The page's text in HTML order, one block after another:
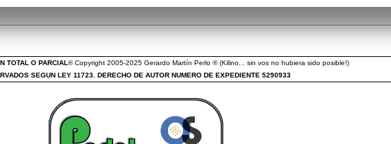
TOTAL O PARCIAL® Copyright 2005-2025 Gerardo Martín Perlo ® (Kilino... sin vos no hubiera sido posible!)
SEGUN LEY 11723. DERECHO DE AUTOR NUMERO DE EXPEDIENTE 5290933